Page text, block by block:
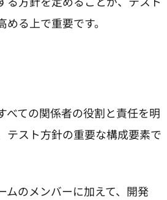
る上で重要です。
べての関係者の役割と責任を明
テスト方針の重要な構成要素で
ムのメンバーに加えて、開発